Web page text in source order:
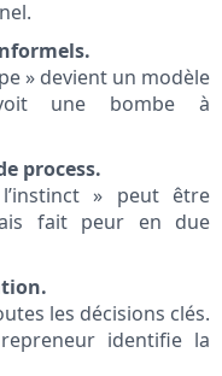
» devient un modèle
voit une bombe à
process.
» peut être
fait peur en due
les décisions clés.
identifie la